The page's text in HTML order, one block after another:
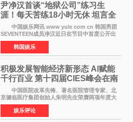
尹净汉首谈“地狱公司”练习生
涯！每天苦练18小时无休 坦言全
靠成员撑过来
中国娱乐网讯 www yule com cn 韩国男团
SEVENTEEN成员净汉近日在节目中首度公开出
道前的残酷练习生经历，并提及经纪公司Pledis
娱乐，引发广泛关注。 在8月2日播出的日本
TBS综艺节目《周
韩国娱乐
积极发展智能经济新形态 Al赋能
千行百业 第十四届CIES峰会在南
京盛大召开
中国医院改革先锋、著名医院管理专家、北
京健临医疗集团创始人朱明先生荣膺两项年度大
奖 2026年7月31日，盛夏金陵，长江之畔，
以重落地·真务实·强链接为主题的2026&lsquo;人
工智能+&rsquo
娱乐评论